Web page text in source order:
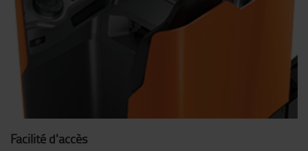
Facilité d'accès